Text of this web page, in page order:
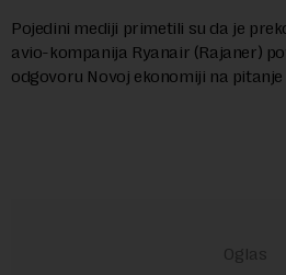
Pojedini mediji primetili su da je
avio-kompanija Ryanair (Rajaner)
odgovoru Novoj ekonomiji na